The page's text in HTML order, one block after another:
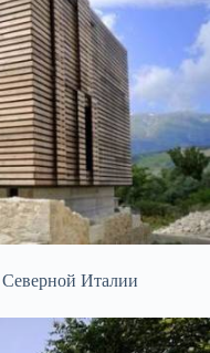
Италии